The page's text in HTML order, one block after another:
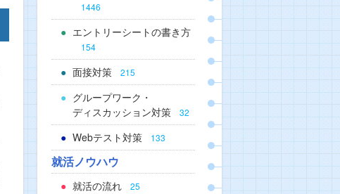
1446
エントリーシートの書き方
154
面接対策 215
グループワーク・
ディスカッション対策
32
Webテスト対策 133
就活ノウハウ
就活の流れ 25